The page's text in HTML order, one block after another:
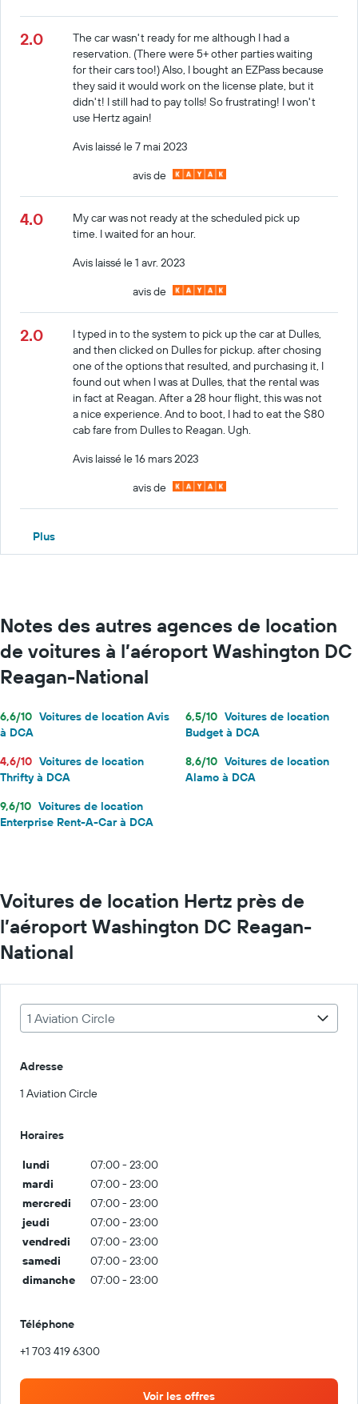
2.0
The car wasn't ready for me although I had a
reservation. (There were 5+ other parties waiting
for their cars too!) Also, I bought an EZPass because
they said it would work on the license plate, but it
didn't! I still had to pay tolls! So frustrating! I won't
use Hertz again!
Avis laissé le 7 mai 2023
avis de
4.0
My car was not ready at the scheduled pick up
time. I waited for an hour.
Avis laissé le 1 avr. 2023
avis de
2.0
I typed in to the system to pick up the car at Dulles,
and then clicked on Dulles for pickup. after chosing
one of the options that resulted, and purchasing it, I
found out when I was at Dulles, that the rental was
in fact at Reagan. After a 28 hour flight, this was not
a nice experience. And to boot, I had to eat the $80
cab fare from Dulles to Reagan. Ugh.
Avis laissé le 16 mars 2023
avis de
Plus
Notes des autres agences de location
de voitures à l’aéroport Washington DC
Reagan-National
6,6/10 Voitures de location Avis
à DCA
6,5/10 Voitures de location
Budget à DCA
4,6/10 Voitures de location
Thrifty à DCA
8,6/10 Voitures de location
Alamo à DCA
9,6/10 Voitures de location
Enterprise Rent-A-Car à DCA
Voitures de location Hertz près de
l’aéroport Washington DC Reagan-
National
1 Aviation Circle
Adresse
1 Aviation Circle
Horaires
lundi
07:00 - 23:00
mardi
07:00 - 23:00
mercredi
07:00 - 23:00
jeudi
07:00 - 23:00
vendredi
07:00 - 23:00
samedi
07:00 - 23:00
dimanche
07:00 - 23:00
Téléphone
+1 703 419 6300
Voir les offres